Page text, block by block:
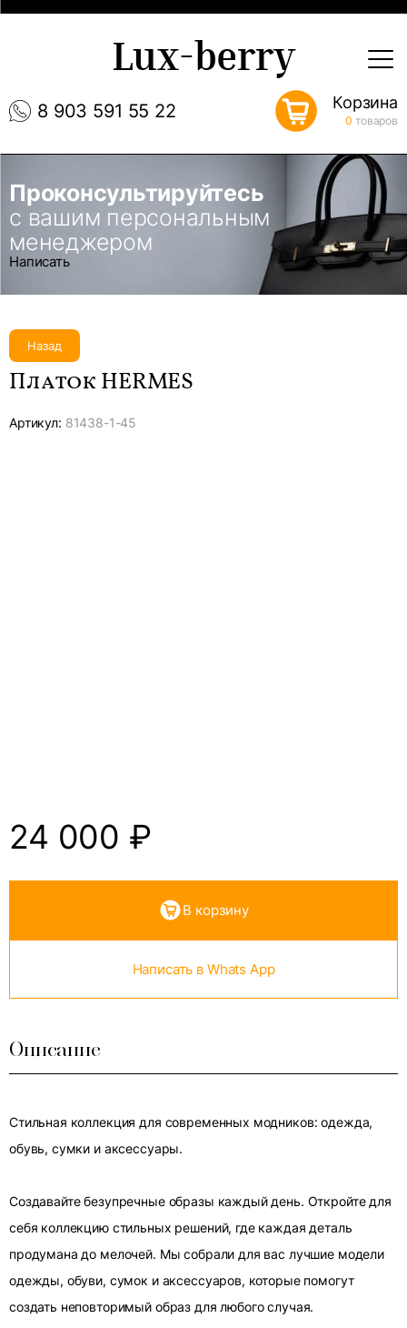
8 903 591 55 22
Lux-berry
Корзина
0 товаров
Проконсультируйтесь
с вашим персональным
менеджером
Написать
Назад
Платок HERMES
Артикул: 81438-1-45
24 000 ₽
В корзину
Написать в Whats App
Описание
Стильная коллекция для современных модников: одежда,
обувь, сумки и аксессуары.
Создавайте безупречные образы каждый день. Откройте для
себя коллекцию стильных решений, где каждая деталь
продумана до мелочей. Мы собрали для вас лучшие модели
одежды, обуви, сумок и аксессуаров, которые помогут
создать неповторимый образ для любого случая.